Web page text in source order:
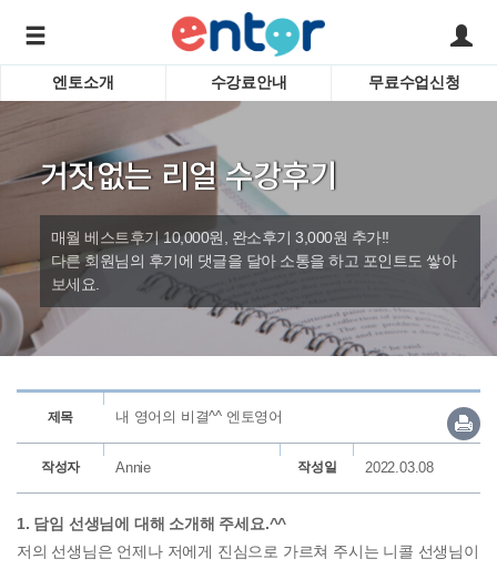
학습도우미 G1
바로가기
서비스안내
강사소개
회사소개
어린이
영자신
수업
엔토소개 수강료안내 무료수업신청
거짓없는 리얼 수강후기
매월 베스트후기 10,000원, 완소후기 3,000원 추가!!
다른 회원님의 후기에 댓글을 달아 소통을 하고 포인트도 쌓아
보세요.
제목 내 영어의 비결^^ 엔토영어
작성자 Annie 작성일 2022.03.08
1. 담임 선생님에 대해 소개해 주세요.^^
저의 선생님은 언제나 저에게 진심으로 가르쳐 주시는 니콜 선생님이